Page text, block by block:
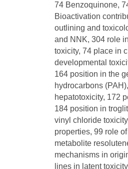
74 Benzoquinone,
Bioactivation
outlining and
and NNK, 304 role
toxicity, 74 place in
developmental
164 position in the
hydrocarbons
hepatotoxicity, 172
184 position in
vinyl chloride
properties, 99 role
metabolite
mechanisms in
lines in latent